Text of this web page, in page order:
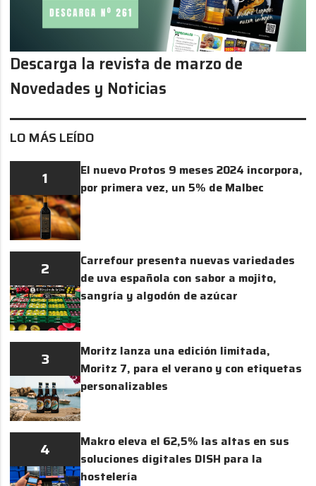
LO MÁS LEÍDO
1
El nuevo Protos 9 meses 2024 incorpora,
por primera vez, un 5% de Malbec
2
Carrefour presenta nuevas variedades
de uva española con sabor a mojito,
sangría y algodón de azúcar
3
Moritz lanza una edición limitada,
Moritz 7, para el verano y con etiquetas
personalizables
4
Makro eleva el 62,5% las altas en sus
soluciones digitales DISH para la
hostelería
Descarga la revista de marzo de
Novedades y Noticias